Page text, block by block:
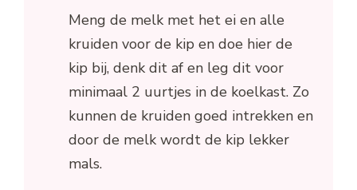
Meng de melk met het ei en alle
kruiden voor de kip en doe hier de
kip bij, denk dit af en leg dit voor
minimaal 2 uurtjes in de koelkast. Zo
kunnen de kruiden goed intrekken en
door de melk wordt de kip lekker
mals.